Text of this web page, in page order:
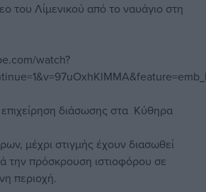
του Λίμενικού από το ναυάγιο στη
watch?
επιχείρηση διάσωσης στα Κύθηρα
μέχρι στιγμής έχουν διασωθεί
την πρόσκρουση ιστιοφόρου σε
περιοχή.